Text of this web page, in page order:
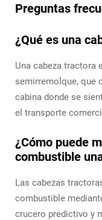
Preguntas
¿Qué es una
Una cabeza tractora
semirremolque, que
cabina donde se
el transporte
¿Cómo puede
combustible
Las cabezas
combustible
crucero predictivo y